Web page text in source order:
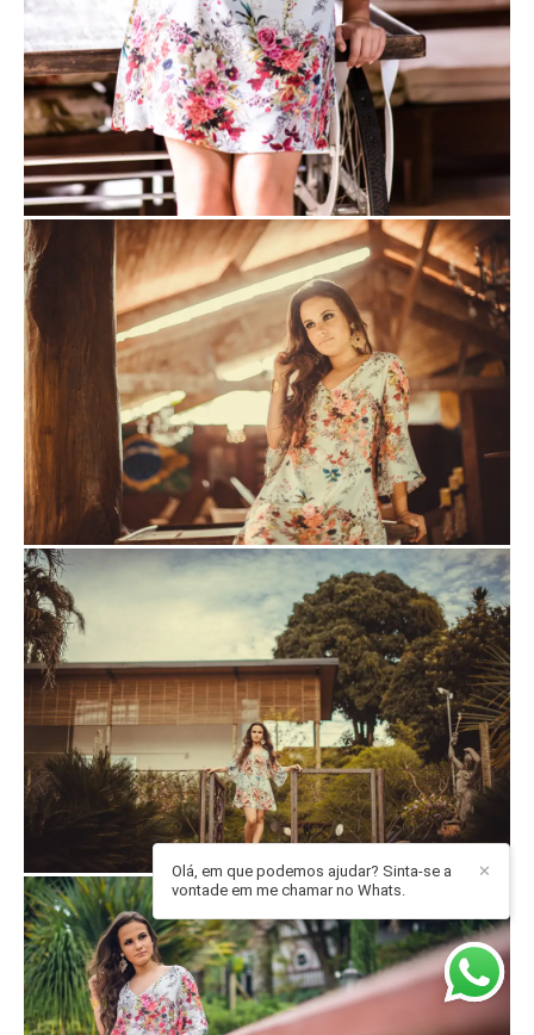
✕
Olá, em que podemos ajudar? Sinta-se a
vontade em me chamar no Whats.